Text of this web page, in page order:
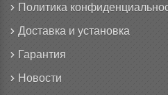
Политика
Доставка и установка
Гарантия
Новости